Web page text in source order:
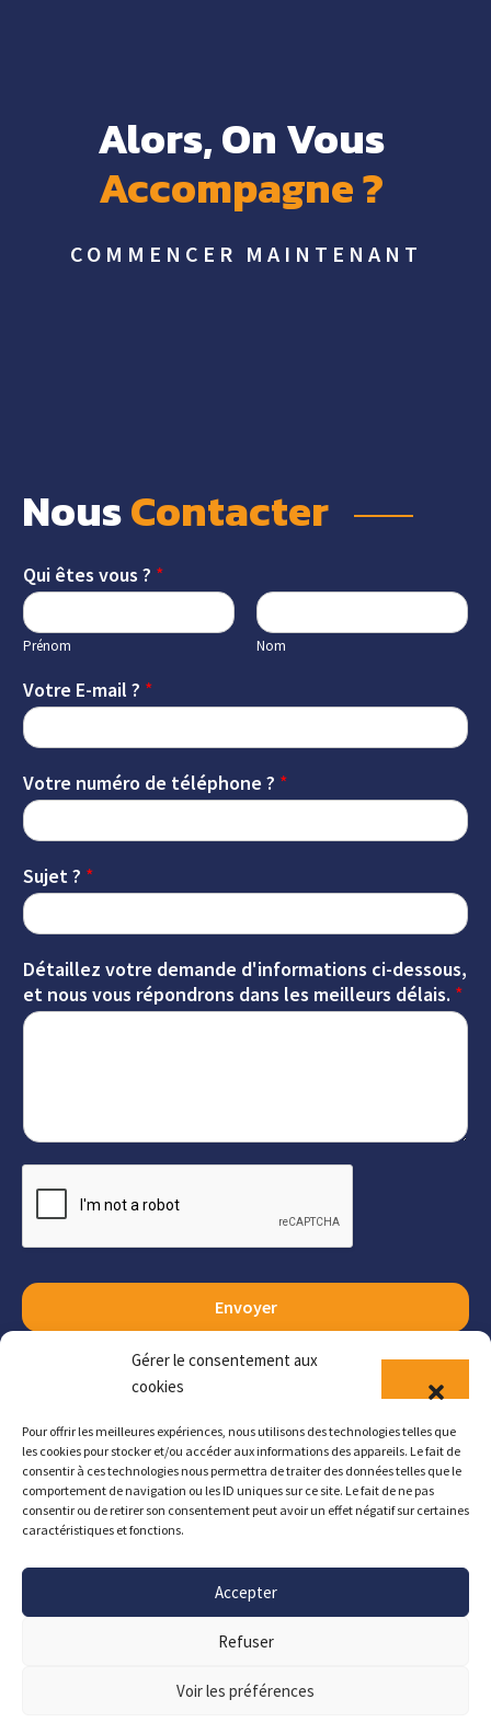
Gérer le consentement aux
cookies
Pour offrir les meilleures expériences, nous utilisons des technologies telles que
les cookies pour stocker et/ou accéder aux informations des appareils. Le fait de
consentir à ces technologies nous permettra de traiter des données telles que le
comportement de navigation ou les ID uniques sur ce site. Le fait de ne pas
consentir ou de retirer son consentement peut avoir un effet négatif sur certaines
caractéristiques et fonctions.
Accepter
Refuser
Voir les préférences
Alors, On Vous
Accompagne ?
COMMENCER MAINTENANT
Nous Contacter
Qui êtes vous ? *
Prénom Nom
Votre E-mail ? *
Votre numéro de téléphone ? *
Sujet ? *
Détaillez votre demande d'informations ci-dessous,
et nous vous répondrons dans les meilleurs délais. *
Envoyer
Copyright©2026 CDG58–Tous droits réservés –
CréationMycom
Mentions légales
Contactez-nous
Accueil